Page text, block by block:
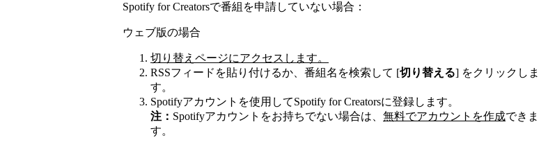
Spotify for Creatorsで番組を申請していない場合：
ウェブ版の場合
切り替えページにアクセスします。
RSSフィードを貼り付けるか、番組名を検索して [切り替える] をクリックしま
す。
Spotifyアカウントを使用してSpotify for Creatorsに登録します。
注： Spotifyアカウントをお持ちでない場合は、 無料でアカウントを作成できま
す。